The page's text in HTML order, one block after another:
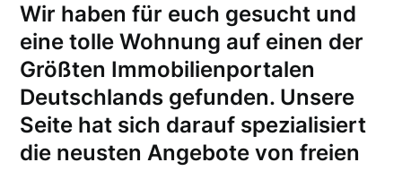
Wir haben für euch gesucht und
eine tolle Wohnung auf einen der
Größten Immobilienportalen
Deutschlands gefunden. Unsere
Seite hat sich darauf spezialisiert
die neusten Angebote von freien